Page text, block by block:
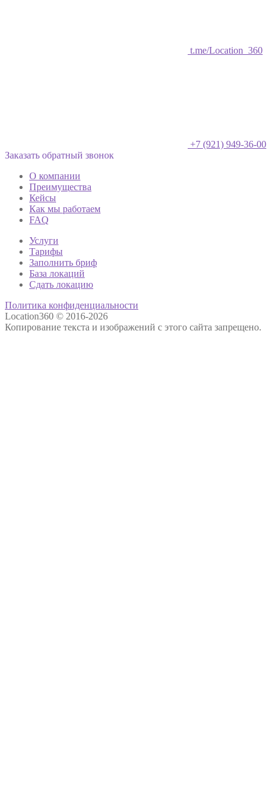
t.me/Location_360
+7 (921) 949-36-00
Заказать обратный звонок
О компании
Преимущества
Кейсы
Как мы работаем
FAQ
Услуги
Тарифы
Заполнить бриф
База локаций
Сдать локацию
Политика конфиденциальности
Location360 © 2016-2026
Копирование текста и изображений с этого сайта запрещено.